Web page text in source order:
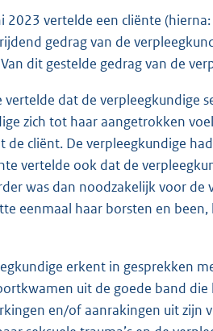
2023 vertelde een cliënte
gedrag van de
dit gestelde gedrag van de
vertelde dat de verpleegkundige
zich tot haar aangetrokken
de cliënt. De verpleegkundige
vertelde ook dat de
was dan noodzakelijk voor de
eenmaal haar borsten en
erkent in gesprekken
uit de goede band
en/of aanrakingen uit zijn